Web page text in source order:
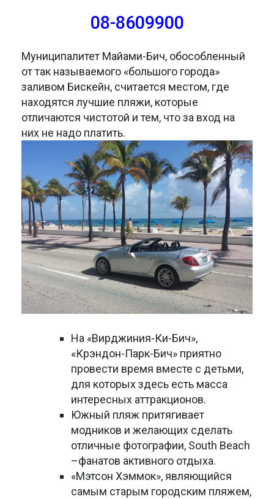
08-8609900
Муниципалитет Майами-Бич, обособленный
от так называемого «большого города»
заливом Бискейн, считается местом, где
находятся лучшие пляжи, которые
отличаются чистотой и тем, что за вход на
них не надо платить.
На «Вирджиния-Ки-Бич»,
«Крэндон-Парк-Бич» приятно
провести время вместе с детьми,
для которых здесь есть масса
интересных аттракционов.
Южный пляж притягивает
модников и желающих сделать
отличные фотографии, South Beach
–фанатов активного отдыха.
«Мэтсон Хэммок», являющийся
самым старым городским пляжем,